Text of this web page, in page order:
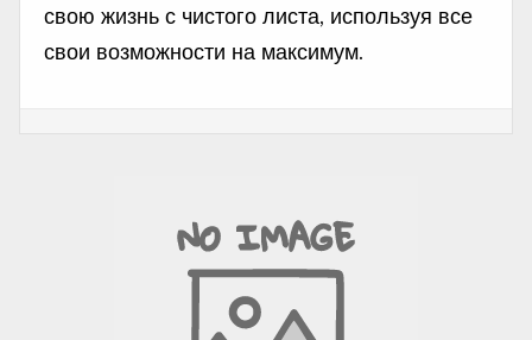
свою жизнь с чистого листа, используя все
свои возможности на максимум.